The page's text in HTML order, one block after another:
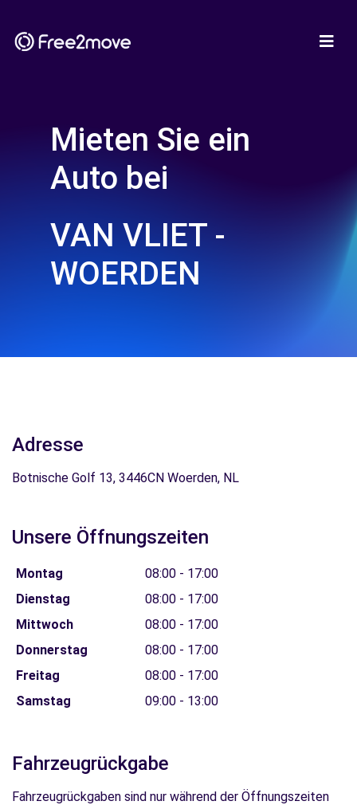
Mieten Sie ein
Auto bei
VAN VLIET -
WOERDEN
Adresse
Botnische Golf 13, 3446CN Woerden, NL
Unsere Öffnungszeiten
Montag
08:00 - 17:00
Dienstag
08:00 - 17:00
Mittwoch
08:00 - 17:00
Donnerstag
08:00 - 17:00
Freitag
08:00 - 17:00
Samstag
09:00 - 13:00
Fahrzeugrückgabe
Fahrzeugrückgaben sind nur während der Öffnungszeiten